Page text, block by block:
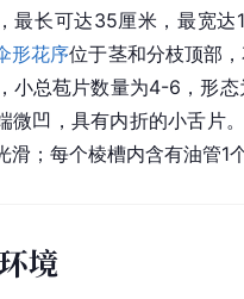
最长可达35厘米，最宽
形花序位于茎和分枝顶部
小总苞片数量为4-6，形态
微凹，具有内折的小舌片
滑；每个棱槽内含有油管1
境